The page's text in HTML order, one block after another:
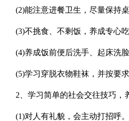
(2)能注意进餐卫生，尽量保持
(3)不挑食、不剩饭，养成专心吃
(4)养成饭前便后洗手、起床洗脸
(5)学习穿脱衣物鞋袜，并按要求
2、学习简单的社会交往技巧，
(1)对人有礼貌，会主动打招呼